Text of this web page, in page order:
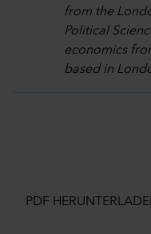
from the
Political
economics
based in
PDF